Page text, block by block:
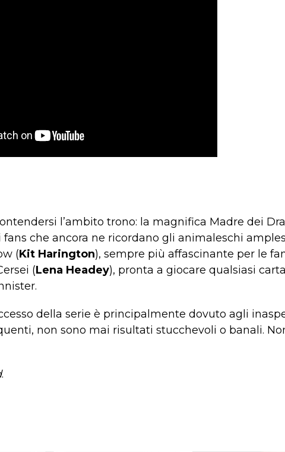
l’ambito trono: la magnifica Madre dei
che ancora ne ricordano gli animaleschi
(Kit Harington), sempre più affascinante per le
(Lena Headey), pronta a giocare qualsiasi
della serie è principalmente dovuto agli
non sono mai risultati stucchevoli o banali.
.